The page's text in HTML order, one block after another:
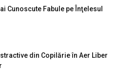
Cunoscute Fabule pe Înţelesul
din Copilărie în Aer Liber